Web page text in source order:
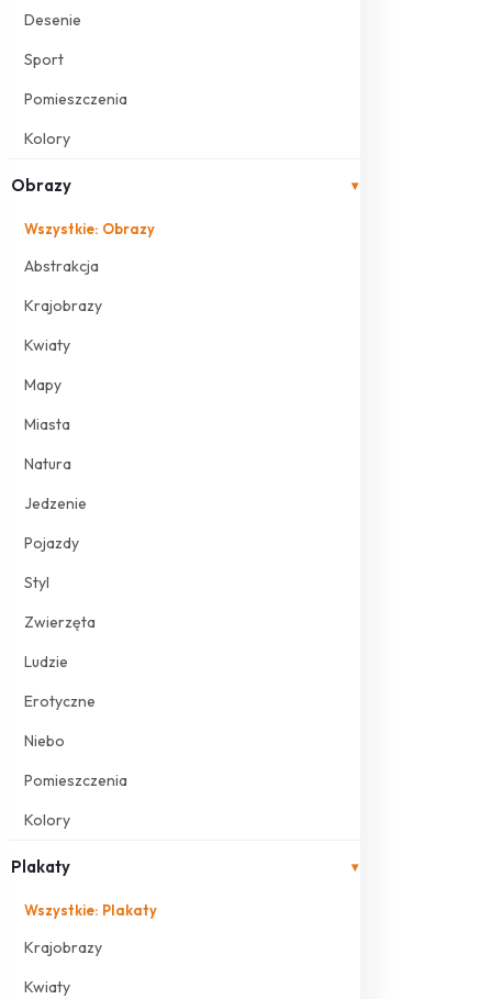
Desenie
Sport
Pomieszczenia
Kolory
Obrazy ▾
Wszystkie: Obrazy
Abstrakcja
Krajobrazy
Kwiaty
Mapy
Miasta
Natura
Jedzenie
Pojazdy
Styl
Zwierzęta
Ludzie
Erotyczne
Niebo
Pomieszczenia
Kolory
Plakaty ▾
Wszystkie: Plakaty
Krajobrazy
Kwiaty